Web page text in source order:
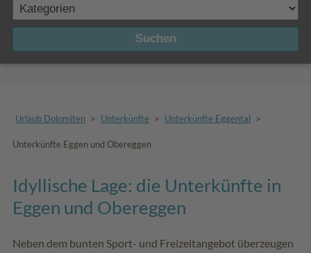
Suchen
Urlaub Dolomiten > Unterkünfte > Unterkünfte Eggental >
Unterkünfte Eggen und Obereggen
Idyllische Lage: die Unterkünfte in
Eggen und Obereggen
Neben dem bunten Sport- und Freizeitangebot überzeugen